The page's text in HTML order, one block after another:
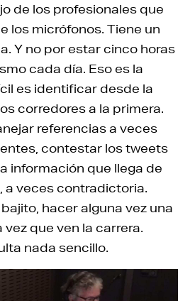
de los profesionales que
los micrófonos. Tiene un
Y no por estar cinco horas
cada día. Eso es la
es identificar desde la
corredores a la primera.
referencias a veces
contestar los tweets
información que llega de
a veces contradictoria.
hacer alguna vez una
vez que ven la carrera.
nada sencillo.